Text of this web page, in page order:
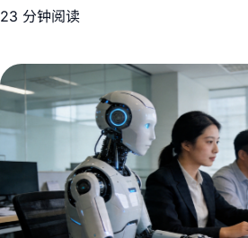
23 分钟阅读